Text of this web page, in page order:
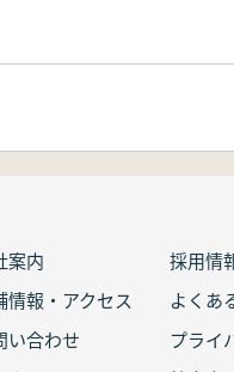
案内
採用情
情報・アクセス
よくあ
い合わせ
プライ